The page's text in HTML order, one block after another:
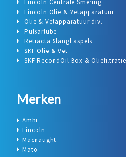
Lincoln Centrale Smering
Lincoln Olie & Vetapparatuur
Olie & Vetapparatuur div.
Pulsarlube
Retracta Slanghaspels
SKF Olie & Vet
SKF RecondOil Box & Oliefiltratie
Merken
Ambi
Lincoln
Macnaught
Mato